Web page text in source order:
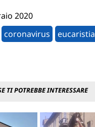
2020
coronavirus eucaristia
TI POTREBBE INTERESSARE